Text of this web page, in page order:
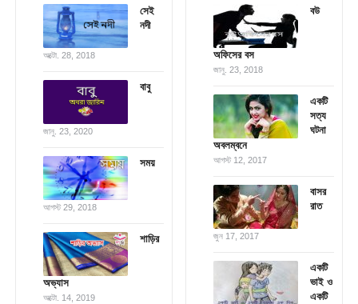
সেই
নদী
অক্টো. 28, 2018
বাবু
জানু. 23, 2020
সময়
আগস্ট 29, 2018
শাড়ির
অভ্যাস
অক্টো. 14, 2019
বউ
অফিসের বস
জানু. 23, 2018
একটি
সত্য
ঘটনা
অবলম্বনে
আগস্ট 12, 2017
বাসর
রাত
জুন 17, 2017
একটি
ভাই ও
একটি